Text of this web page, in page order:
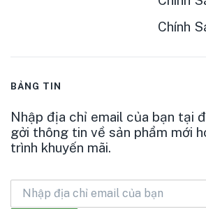
Chính
BẢNG TIN
Nhập địa chỉ email của bạn tại
gởi thông tin về sản phẩm mới
trình khuyến mãi.